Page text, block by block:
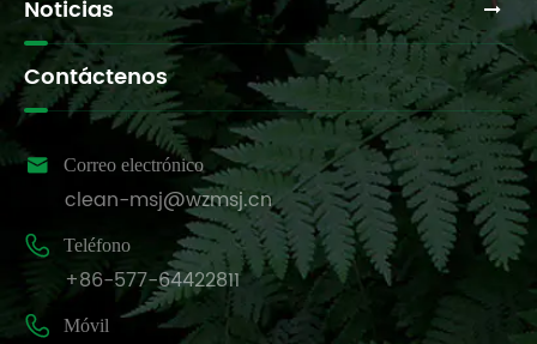
Noticias
Contáctenos
 Correo electrónico
clean-msj@wzmsj.cn
 Teléfono
+86-577-64422811
 Móvil